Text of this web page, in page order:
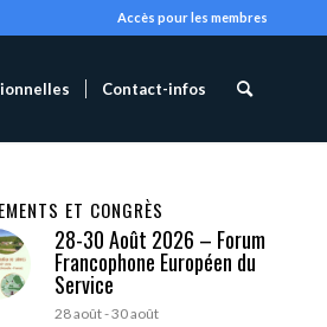
Accès pour les membres
Contact-infos
ET CONGRÈS
28-30 Août 2026 – Forum
Francophone Européen du
Service
28 août-30 août